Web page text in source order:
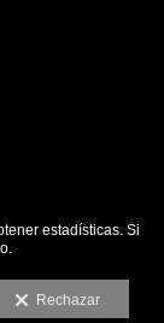
estadísticas. Si
Rechazar